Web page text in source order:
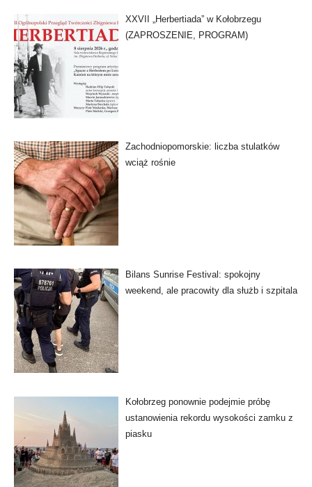
XXVII „Herbertiada” w Kołobrzegu
(ZAPROSZENIE, PROGRAM)
Zachodniopomorskie: liczba stulatków
wciąż rośnie
Bilans Sunrise Festival: spokojny
weekend, ale pracowity dla służb i szpitala
Kołobrzeg ponownie podejmie próbę
ustanowienia rekordu wysokości zamku z
piasku